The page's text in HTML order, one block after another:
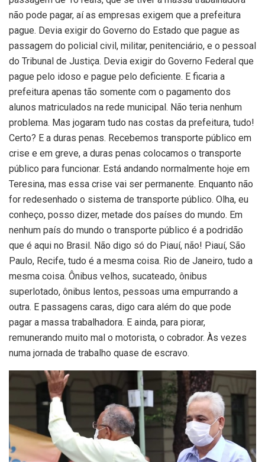
não pode pagar, aí as empresas exigem que a prefeitura
pague. Devia exigir do Governo do Estado que pague as
passagem do policial civil, militar, penitenciário, e o pessoal
do Tribunal de Justiça. Devia exigir do Governo Federal que
pague pelo idoso e pague pelo deficiente. E ficaria a
prefeitura apenas tão somente com o pagamento dos
alunos matriculados na rede municipal. Não teria nenhum
problema. Mas jogaram tudo nas costas da prefeitura, tudo!
Certo? E a duras penas. Recebemos transporte público em
crise e em greve, a duras penas colocamos o transporte
público para funcionar. Está andando normalmente hoje em
Teresina, mas essa crise vai ser permanente. Enquanto não
for redesenhado o sistema de transporte público. Olha, eu
conheço, posso dizer, metade dos países do mundo. Em
nenhum país do mundo o transporte público é a podridão
que é aqui no Brasil. Não digo só do Piauí, não! Piauí, São
Paulo, Recife, tudo é a mesma coisa. Rio de Janeiro, tudo a
mesma coisa. Ônibus velhos, sucateado, ônibus
superlotado, ônibus lentos, pessoas uma empurrando a
outra. E passagens caras, digo cara além do que pode
pagar a massa trabalhadora. E ainda, para piorar,
remunerando muito mal o motorista, o cobrador. Às vezes
numa jornada de trabalho quase de escravo.